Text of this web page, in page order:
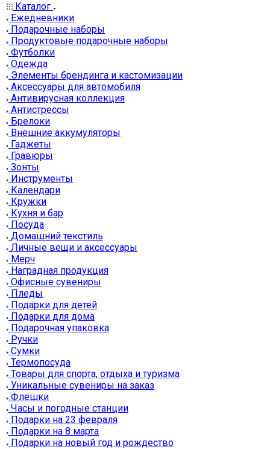
Каталог
Ежедневники
Подарочные наборы
Продуктовые подарочные наборы
Футболки
Одежда
Элементы брендинга и кастомизации
Аксессуары для автомобиля
Антивирусная коллекция
Антистрессы
Брелоки
Внешние аккумуляторы
Гаджеты
Гравюры
Зонты
Инструменты
Календари
Кружки
Кухня и бар
Посуда
Домашний текстиль
Личные вещи и аксессуары
Мерч
Наградная продукция
Офисные сувениры
Пледы
Подарки для детей
Подарки для дома
Подарочная упаковка
Ручки
Сумки
Термопосуда
Товары для спорта, отдыха и туризма
Уникальные сувениры на заказ
Флешки
Часы и погодные станции
Подарки на 23 февраля
Подарки на 8 марта
Подарки на новый год и рождество